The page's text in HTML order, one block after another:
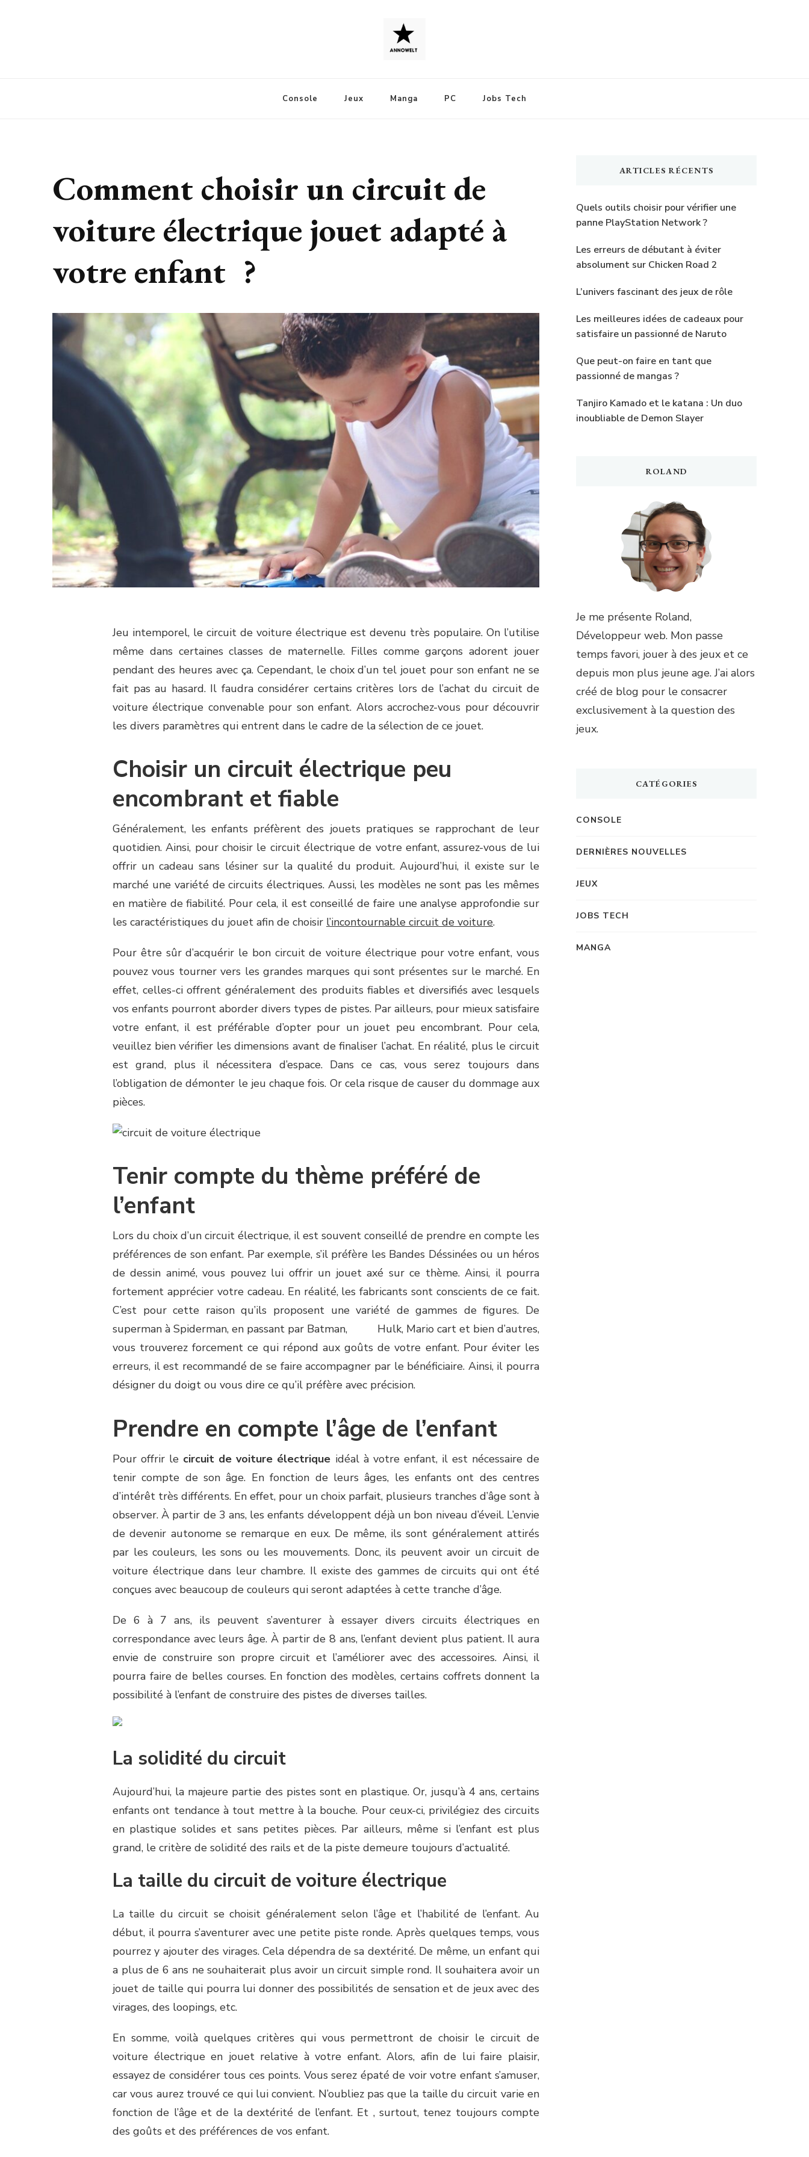
Console Jeux Manga PC Jobs Tech
Comment choisir un circuit de
voiture électrique jouet adapté à
votre enfant ?
Jeu intemporel, le circuit de voiture électrique est devenu très populaire. On l’utilise
même dans certaines classes de maternelle. Filles comme garçons adorent jouer
pendant des heures avec ça. Cependant, le choix d’un tel jouet pour son enfant ne se
fait pas au hasard. Il faudra considérer certains critères lors de l’achat du circuit de
voiture électrique convenable pour son enfant. Alors accrochez-vous pour découvrir
les divers paramètres qui entrent dans le cadre de la sélection de ce jouet.
Choisir un circuit électrique peu
encombrant et fiable
Généralement, les enfants préfèrent des jouets pratiques se rapprochant de leur
quotidien. Ainsi, pour choisir le circuit électrique de votre enfant, assurez-vous de lui
offrir un cadeau sans lésiner sur la qualité du produit. Aujourd’hui, il existe sur le
marché une variété de circuits électriques. Aussi, les modèles ne sont pas les mêmes
en matière de fiabilité. Pour cela, il est conseillé de faire une analyse approfondie sur
les caractéristiques du jouet afin de choisir l’incontournable circuit de voiture.
Pour être sûr d’acquérir le bon circuit de voiture électrique pour votre enfant, vous
pouvez vous tourner vers les grandes marques qui sont présentes sur le marché. En
effet, celles-ci offrent généralement des produits fiables et diversifiés avec lesquels
vos enfants pourront aborder divers types de pistes. Par ailleurs, pour mieux satisfaire
votre enfant, il est préférable d’opter pour un jouet peu encombrant. Pour cela,
veuillez bien vérifier les dimensions avant de finaliser l’achat. En réalité, plus le circuit
est grand, plus il nécessitera d’espace. Dans ce cas, vous serez toujours dans
l’obligation de démonter le jeu chaque fois. Or cela risque de causer du dommage aux
pièces.
Tenir compte du thème préféré de
l’enfant
Lors du choix d’un circuit électrique, il est souvent conseillé de prendre en compte les
préférences de son enfant. Par exemple, s’il préfère les Bandes Déssinées ou un héros
de dessin animé, vous pouvez lui offrir un jouet axé sur ce thème. Ainsi, il pourra
fortement apprécier votre cadeau. En réalité, les fabricants sont conscients de ce fait.
C’est pour cette raison qu’ils proposent une variété de gammes de figures. De
superman à Spiderman, en passant par Batman, Hulk, Mario cart et bien d’autres,
vous trouverez forcement ce qui répond aux goûts de votre enfant. Pour éviter les
erreurs, il est recommandé de se faire accompagner par le bénéficiaire. Ainsi, il pourra
désigner du doigt ou vous dire ce qu’il préfère avec précision.
Prendre en compte l’âge de l’enfant
Pour offrir le circuit de voiture électrique idéal à votre enfant, il est nécessaire de
tenir compte de son âge. En fonction de leurs âges, les enfants ont des centres
d’intérêt très différents. En effet, pour un choix parfait, plusieurs tranches d’âge sont à
observer. À partir de 3 ans, les enfants développent déjà un bon niveau d’éveil. L’envie
de devenir autonome se remarque en eux. De même, ils sont généralement attirés
par les couleurs, les sons ou les mouvements. Donc, ils peuvent avoir un circuit de
voiture électrique dans leur chambre. Il existe des gammes de circuits qui ont été
conçues avec beaucoup de couleurs qui seront adaptées à cette tranche d’âge.
De 6 à 7 ans, ils peuvent s’aventurer à essayer divers circuits électriques en
correspondance avec leurs âge. À partir de 8 ans, l’enfant devient plus patient. Il aura
envie de construire son propre circuit et l’améliorer avec des accessoires. Ainsi, il
pourra faire de belles courses. En fonction des modèles, certains coffrets donnent la
possibilité à l’enfant de construire des pistes de diverses tailles.
La solidité du circuit
Aujourd’hui, la majeure partie des pistes sont en plastique. Or, jusqu’à 4 ans, certains
enfants ont tendance à tout mettre à la bouche. Pour ceux-ci, privilégiez des circuits
en plastique solides et sans petites pièces. Par ailleurs, même si l’enfant est plus
grand, le critère de solidité des rails et de la piste demeure toujours d’actualité.
La taille du circuit de voiture électrique
La taille du circuit se choisit généralement selon l’âge et l’habilité de l’enfant. Au
début, il pourra s’aventurer avec une petite piste ronde. Après quelques temps, vous
pourrez y ajouter des virages. Cela dépendra de sa dextérité. De même, un enfant qui
a plus de 6 ans ne souhaiterait plus avoir un circuit simple rond. Il souhaitera avoir un
jouet de taille qui pourra lui donner des possibilités de sensation et de jeux avec des
virages, des loopings, etc.
En somme, voilà quelques critères qui vous permettront de choisir le circuit de
voiture électrique en jouet relative à votre enfant. Alors, afin de lui faire plaisir,
essayez de considérer tous ces points. Vous serez épaté de voir votre enfant s’amuser,
car vous aurez trouvé ce qui lui convient. N’oubliez pas que la taille du circuit varie en
fonction de l’âge et de la dextérité de l’enfant. Et , surtout, tenez toujours compte
des goûts et des préférences de vos enfant.
ARTICLES RÉCENTS
Quels outils choisir pour vérifier une
panne PlayStation Network ?
Les erreurs de débutant à éviter
absolument sur Chicken Road 2
L’univers fascinant des jeux de rôle
Les meilleures idées de cadeaux pour
satisfaire un passionné de Naruto
Que peut-on faire en tant que
passionné de mangas ?
Tanjiro Kamado et le katana : Un duo
inoubliable de Demon Slayer
ROLAND
Je me présente Roland,
Développeur web. Mon passe
temps favori, jouer à des jeux et ce
depuis mon plus jeune age. J’ai alors
créé de blog pour le consacrer
exclusivement à la question des
jeux.
CATÉGORIES
CONSOLE
DERNIÈRES NOUVELLES
JEUX
JOBS TECH
MANGA